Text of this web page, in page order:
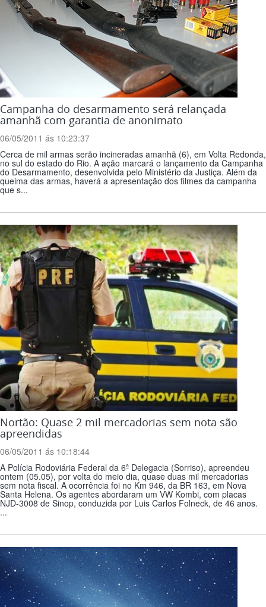
Campanha do desarmamento será relançada
amanhã com garantia de anonimato
06/05/2011 ás 10:23:37
Cerca de mil armas serão incineradas amanhã (6), em Volta Redonda,
no sul do estado do Rio. A ação marcará o lançamento da Campanha
do Desarmamento, desenvolvida pelo Ministério da Justiça. Além da
queima das armas, haverá a apresentação dos filmes da campanha
que s...
Nortão: Quase 2 mil mercadorias sem nota são
apreendidas
06/05/2011 ás 10:18:44
A Polícia Rodoviária Federal da 6ª Delegacia (Sorriso), apreendeu
ontem (05.05), por volta do meio dia, quase duas mil mercadorias
sem nota fiscal. A ocorrência foi no Km 946, da BR 163, em Nova
Santa Helena. Os agentes abordaram um VW Kombi, com placas
NJD-3008 de Sinop, conduzida por Luis Carlos Folneck, de 46 anos.
...